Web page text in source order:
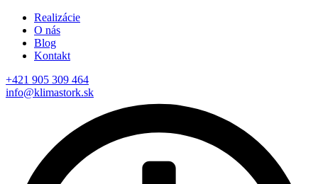
Realizácie
O nás
Blog
Kontakt
+421 905 309 464
info@klimastork.sk